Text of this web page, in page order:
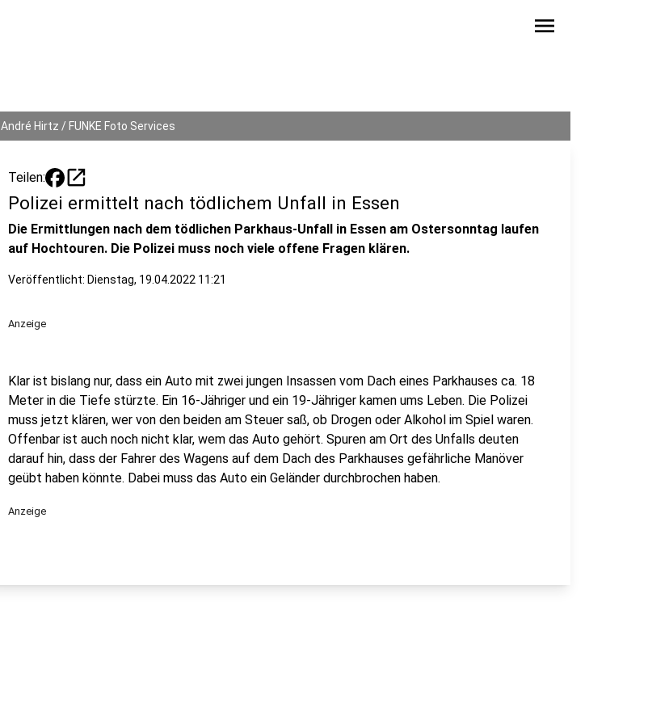
menu
André Hirtz / FUNKE Foto Services
Teilen: open_in_new
Polizei ermittelt nach tödlichem Unfall in Essen
Die Ermittlungen nach dem tödlichen Parkhaus-Unfall in Essen am Ostersonntag laufen
auf Hochtouren. Die Polizei muss noch viele offene Fragen klären.
Veröffentlicht: Dienstag, 19.04.2022 11:21
Anzeige
Klar ist bislang nur, dass ein Auto mit zwei jungen Insassen vom Dach eines Parkhauses ca. 18
Meter in die Tiefe stürzte. Ein 16-Jähriger und ein 19-Jähriger kamen ums Leben. Die Polizei
muss jetzt klären, wer von den beiden am Steuer saß, ob Drogen oder Alkohol im Spiel waren.
Offenbar ist auch noch nicht klar, wem das Auto gehört. Spuren am Ort des Unfalls deuten
darauf hin, dass der Fahrer des Wagens auf dem Dach des Parkhauses gefährliche Manöver
geübt haben könnte. Dabei muss das Auto ein Geländer durchbrochen haben.
Anzeige